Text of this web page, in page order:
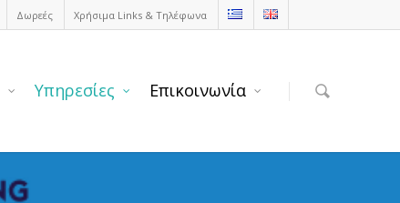
Δωρεές Χρήσιμα Links & Τηλέφωνα
Υπηρεσίες Επικοινωνία